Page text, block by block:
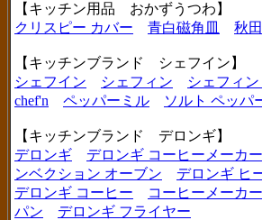
【キッチン用品 おかずうつわ】
クリスピー カバー
青白磁角皿 秋
【キッチンブランド シェフイン】
シェフイン
シェフィン シェフィ
chef'n
ペッパーミル ソルト ペッパ
【キッチンブランド デロンギ】
デロンギ
デロンギ コーヒーメーカー
ンベクション オーブン
デロンギ ヒ
デロンギ コーヒー
コーヒーメーカ
パン
デロンギ フライヤー